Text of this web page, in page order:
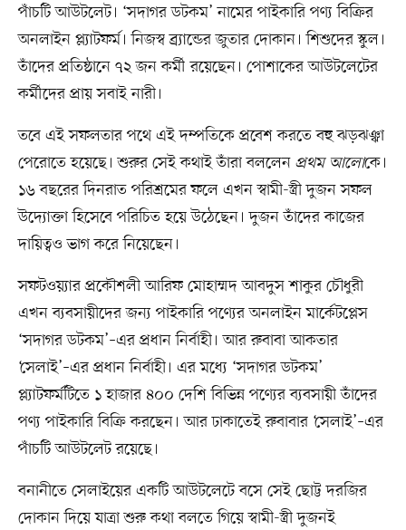
পাঁচটি আউটলেট। ‘সদাগর ডটকম’ নামের পাইকারি পণ্য বিক্রির
অনলাইন প্ল্যাটফর্ম। নিজস্ব ব্র্যান্ডের জুতার দোকান। শিশুদের স্কুল।
তাঁদের প্রতিষ্ঠানে ৭২ জন কর্মী রয়েছেন। পোশাকের আউটলেটের
কর্মীদের প্রায় সবাই নারী।
তবে এই সফলতার পথে এই দম্পতিকে প্রবেশ করতে বহু ঝড়ঝঞ্ঝা
পেরোতে হয়েছে। শুরুর সেই কথাই তাঁরা বললেন প্রথম আলোকে।
১৬ বছরের দিনরাত পরিশ্রমের ফলে এখন স্বামী-স্ত্রী দুজন সফল
উদ্যোক্তা হিসেবে পরিচিত হয়ে উঠেছেন। দুজন তাঁদের কাজের
দায়িত্বও ভাগ করে নিয়েছেন।
সফটওয়্যার প্রকৌশলী আরিফ মোহাম্মদ আবদুস শাকুর চৌধুরী
এখন ব্যবসায়ীদের জন্য পাইকারি পণ্যের অনলাইন মার্কেটপ্লেস
‘সদাগর ডটকম’–এর প্রধান নির্বাহী। আর রুবাবা আকতার
‘সেলাই’–এর প্রধান নির্বাহী। এর মধ্যে ‘সদাগর ডটকম’
প্ল্যাটফর্মটিতে ১ হাজার ৪০০ দেশি বিভিন্ন পণ্যের ব্যবসায়ী তাঁদের
পণ্য পাইকারি বিক্রি করছেন। আর ঢাকাতেই রুবাবার ‘সেলাই’–এর
পাঁচটি আউটলেট রয়েছে।
বনানীতে সেলাইয়ের একটি আউটলেটে বসে সেই ছোট্ট দরজির
দোকান দিয়ে যাত্রা শুরু কথা বলতে গিয়ে স্বামী-স্ত্রী দুজনই